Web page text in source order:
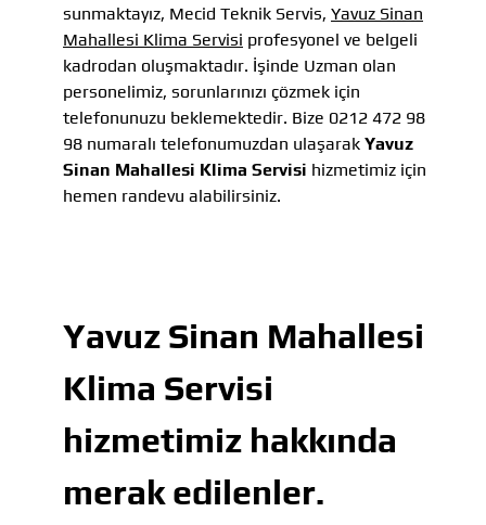
sunmaktayız, Mecid Teknik Servis, Yavuz Sinan
Mahallesi Klima Servisi profesyonel ve belgeli
kadrodan oluşmaktadır. İşinde Uzman olan
personelimiz, sorunlarınızı çözmek için
telefonunuzu beklemektedir. Bize 0212 472 98
98 numaralı telefonumuzdan ulaşarak Yavuz
Sinan Mahallesi Klima Servisi hizmetimiz için
hemen randevu alabilirsiniz.
Yavuz Sinan Mahallesi
Klima Servisi
hizmetimiz hakkında
merak edilenler.